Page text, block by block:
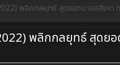
พลิกกลยุทธ์ สุดยอดนายอสังหา
พลิกกลยุทธ์ สุดย